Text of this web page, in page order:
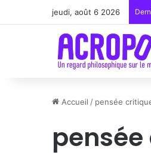
jeudi, août 6 2026
Accueil / pensée